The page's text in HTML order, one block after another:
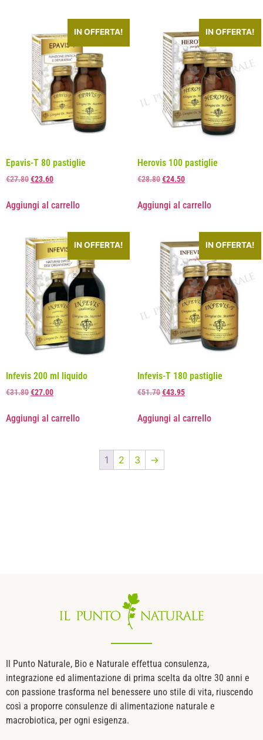
IN OFFERTA!
Epavis-T 80 pastiglie
€27.80€23.60
Aggiungi al carrello
IN OFFERTA!
Herovis 100 pastiglie
€28.80€24.50
Aggiungi al carrello
IN OFFERTA!
Infevis 200 ml liquido
€31.80€27.00
Aggiungi al carrello
IN OFFERTA!
Infevis-T 180 pastiglie
€51.70€43.95
Aggiungi al carrello
1 2 3 →
Il Punto Naturale, Bio e Naturale effettua consulenza,
integrazione ed alimentazione di prima scelta da oltre 30 anni e
con passione trasforma nel benessere uno stile di vita, riuscendo
così a proporre consulenze di alimentazione naturale e
macrobiotica, per ogni esigenza.